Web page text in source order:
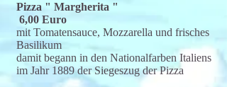
Pizza " Margherita "
6,00 Euro
mit Tomatensauce, Mozzarella und frisches
Basilikum
damit begann in den Nationalfarben Italiens
im Jahr 1889 der Siegeszug der Pizza